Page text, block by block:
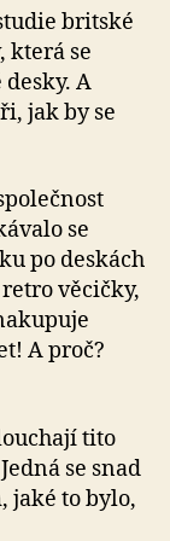
britské
která se
A
jak by se
se
po deskách
věcičky,
A proč?
tito
se snad
jaké to bylo,